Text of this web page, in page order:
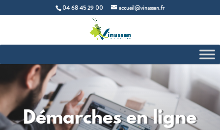
04 68 45 29 00 accueil@vinassan.fr
Démarches en ligne